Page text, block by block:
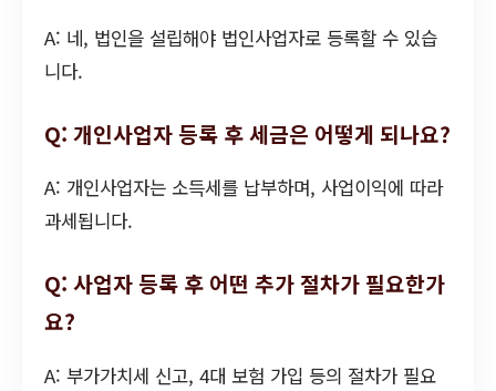
A: 네, 법인을 설립해야 법인사업자로 등록할 수 있습
니다.
Q: 개인사업자 등록 후 세금은 어떻게 되나요?
A: 개인사업자는 소득세를 납부하며, 사업이익에 따라
과세됩니다.
Q: 사업자 등록 후 어떤 추가 절차가 필요한가
요?
A: 부가가치세 신고, 4대 보험 가입 등의 절차가 필요